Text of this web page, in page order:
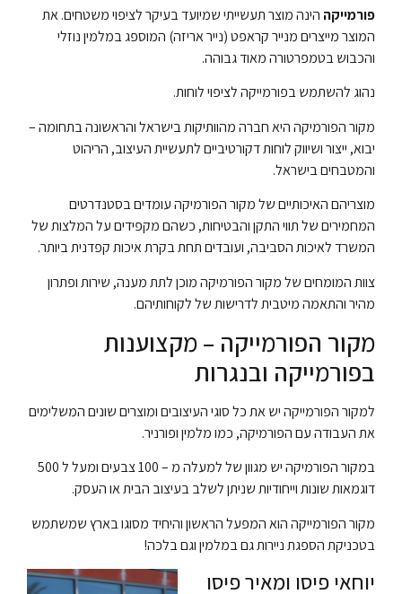
פורמייקה הינהמוצרתעשייתישמיועד בעיקר לציפוי משטחים. את
המוצר מייצרים מנייר קראפט(נייר אריזה) המוספג במלמיןנוזלי
והכבוש בטמפרטורהמאוד גבוהה.
נהוג להשתמש בפורמייקה לציפוי לוחות.
מקור הפורמיקה היא חברה מהוותיקות בישראל והראשונה בתחומה –
יבוא, ייצור ושיווק לוחות דקורטיביים לתעשיית העיצוב, הריהוט
והמטבחים בישראל.
מוצריהם האיכותיים של מקור הפורמיקה עומדים בסטנדרטים
המחמירים של תווי התקן והבטיחות, כשהם מקפידים על המלצות של
המשרד לאיכות הסביבה, ועובדים תחת בקרת איכות קפדנית ביותר.
צוות המומחים של מקור הפורמיקה מוכן לתת מענה, שירות ופתרון
מהיר והתאמה מיטבית לדרישות של לקוחותיהם.
מקור הפורמייקה – מקצוענות
בפורמייקה ובנגרות
למקור הפורמייקה יש את כל סוגי העיצובים ומוצרים שונים המשלימים
את העבודה עם הפורמיקה, כמו מלמין ופורניר.
במקור הפורמיקה יש מגוון של למעלה מ – 100 צבעים ומעל ל 500
דוגמאות שונות וייחודיות שניתן לשלב בעיצוב הבית או העסק.
מקור הפורמייקה הוא המפעל הראשון והיחיד מסוגו בארץ שמשתמש
בטכניקת הספגת ניירות גם במלמין וגם בלכה!
יוחאי פיסו ומאיר פיסו